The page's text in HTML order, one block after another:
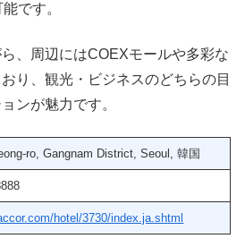
です。
、周辺にはCOEXモールや多彩な
り、観光・ビジネスのどちらの目
ンが魅力です。
ro, Gangnam District, Seoul, 韓国
hotel/3730/index.ja.shtml